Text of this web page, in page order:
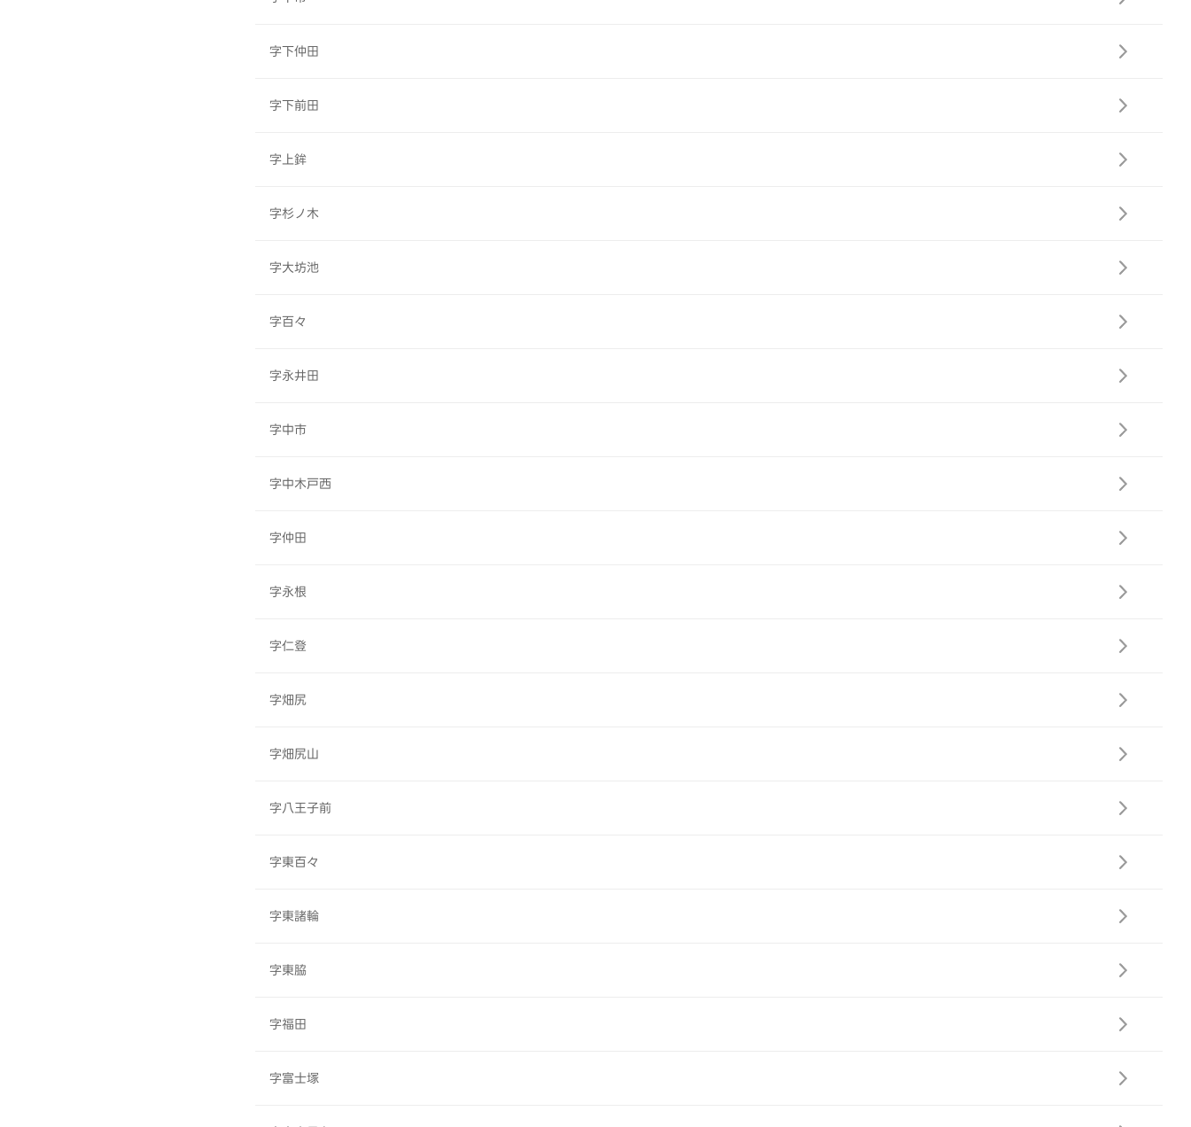
字下仲田
字下前田
字上鉾
字杉ノ木
字大坊池
字百々
字永井田
字中市
字中木戸西
字仲田
字永根
字仁登
字畑尻
字畑尻山
字八王子前
字東百々
字東諸輪
字東脇
字福田
字富士塚